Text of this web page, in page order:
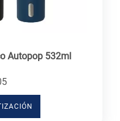
Autopop 532ml